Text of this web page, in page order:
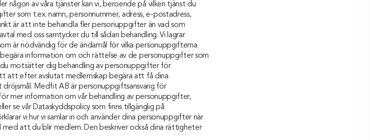
någon av våra tjänster kan vi, beroende på vilken tjänst du
som t.ex. namn, personnummer, adress, e-postadress,
är att inte behandla fler personuppgifter än vad som
med oss samtycker du till sådan behandling. Vi lagrar
är nödvändig för de ändamål för vilka personuppgifterna
information om och rättelse av de personuppgifter som
motsätter dig behandling av personuppgifter för
att efter avslutat medlemskap begära att få dina
Medfit AB är personuppgiftsansvarig för
mer information om vår behandling av personuppgifter,
se vår Dataskyddspolicy som finns tillgänglig på
vi hur vi samlar in och använder dina personuppgifter när
med att du blir medlem. Den beskriver också dina rättigheter